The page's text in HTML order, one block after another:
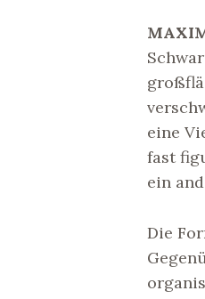
eine
fast
ein
Die